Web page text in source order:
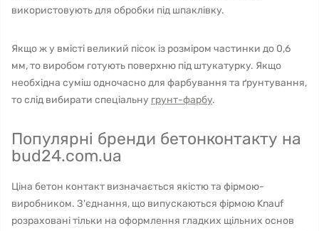
використовують для обробки під шпаклівку.
Якщо ж у вмісті великий пісок із розміром частинки до 0,6
мм, то виробом готують поверхню під штукатурку. Якщо
необхідна суміш одночасно для фарбування та ґрунтування,
то слід вибирати спеціальну грунт-фарбу.
Популярні бренди бетонконтакту на
bud24.com.ua
Ціна бетон контакт визначається якістю та фірмою-
виробником. З'єднання, що випускаються фірмою Knauf
розраховані тільки на оформлення гладких щільних основ